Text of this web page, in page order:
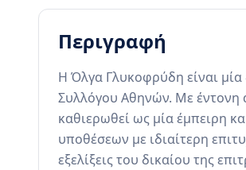
Περιγραφή
Η Όλγα Γλυκοφρύδη είναι μία
Συλλόγου Αθηνών. Με έντονη
καθιερωθεί ως μία έμπειρη
υποθέσεων με ιδιαίτερη
εξελίξεις του δικαίου της